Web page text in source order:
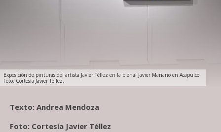
Exposición de pinturas del artista Javier Téllez en la bienal Javier Mariano en Acapulco.
Foto: Cortesía Javier Téllez.
Texto: Andrea Mendoza
Foto: Cortesía Javier Téllez